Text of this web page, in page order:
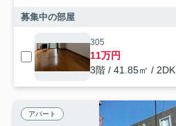
募集中の部屋
305
11万円
3階 / 41.85㎡ / 2DK
アパート